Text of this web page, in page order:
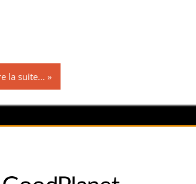
la suite...